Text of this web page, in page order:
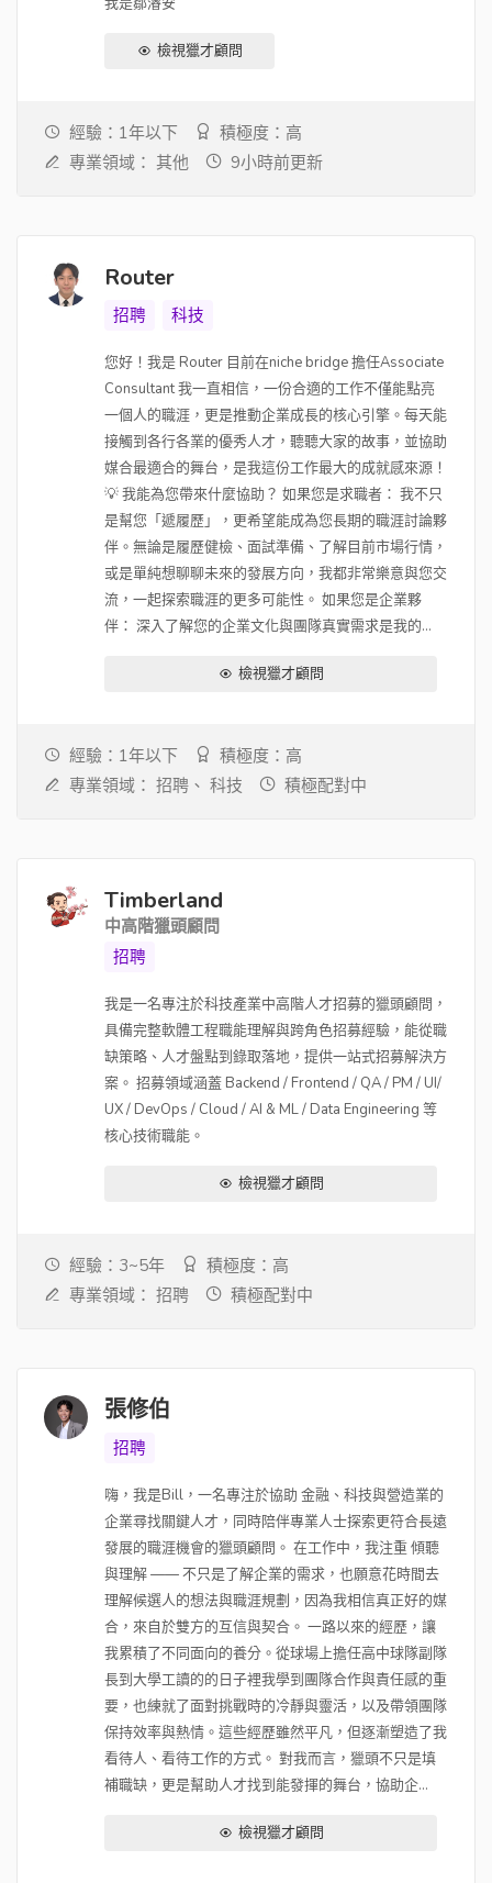
檢視獵才顧問
經驗：1年以下
積極度：高
專業領域： 其他 9小時前更新
Router
招聘 科技
您好！我是 Router 目前在niche bridge 擔任Associate
Consultant 我一直相信，一份合適的工作不僅能點亮
一個人的職涯，更是推動企業成長的核心引擎。每天能
接觸到各行各業的優秀人才，聽聽大家的故事，並協助
媒合最適合的舞台，是我這份工作最大的成就感來源！
💡 我能為您帶來什麼協助？ 如果您是求職者： 我不只
是幫您「遞履歷」，更希望能成為您長期的職涯討論夥
伴。無論是履歷健檢、面試準備、了解目前市場行情，
或是單純想聊聊未來的發展方向，我都非常樂意與您交
流，一起探索職涯的更多可能性。 如果您是企業夥
伴： 深入了解您的企業文化與團隊真實需求是我的...
檢視獵才顧問
經驗：1年以下
積極度：高
專業領域： 招聘、 科技 積極配對中
Timberland
中高階獵頭顧問
招聘
我是一名專注於科技產業中高階人才招募的獵頭顧問，
具備完整軟體工程職能理解與跨角色招募經驗，能從職
缺策略、人才盤點到錄取落地，提供一站式招募解決方
案。 招募領域涵蓋 Backend / Frontend / QA / PM / UI/
UX / DevOps / Cloud / AI & ML / Data Engineering 等
核心技術職能。
檢視獵才顧問
經驗：3~5年
積極度：高
專業領域： 招聘 積極配對中
張修伯
招聘
嗨，我是Bill，一名專注於協助 金融、科技與營造業的
企業尋找關鍵人才，同時陪伴專業人士探索更符合長遠
發展的職涯機會的獵頭顧問。 在工作中，我注重 傾聽
與理解 —— 不只是了解企業的需求，也願意花時間去
理解候選人的想法與職涯規劃，因為我相信真正好的媒
合，來自於雙方的互信與契合。 一路以來的經歷，讓
我累積了不同面向的養分。從球場上擔任高中球隊副隊
長到大學工讀的的日子裡我學到團隊合作與責任感的重
要，也練就了面對挑戰時的冷靜與靈活，以及帶領團隊
保持效率與熱情。這些經歷雖然平凡，但逐漸塑造了我
看待人、看待工作的方式。 對我而言，獵頭不只是填
補職缺，更是幫助人才找到能發揮的舞台，協助企...
檢視獵才顧問